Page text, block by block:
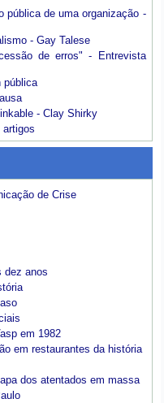
pública de uma organização -
- Gay Talese
de erros" - Entrevista
pública
- Clay Shirky
artigos
de Crise
dez anos
em 1982
em restaurantes da história
dos atentados em massa